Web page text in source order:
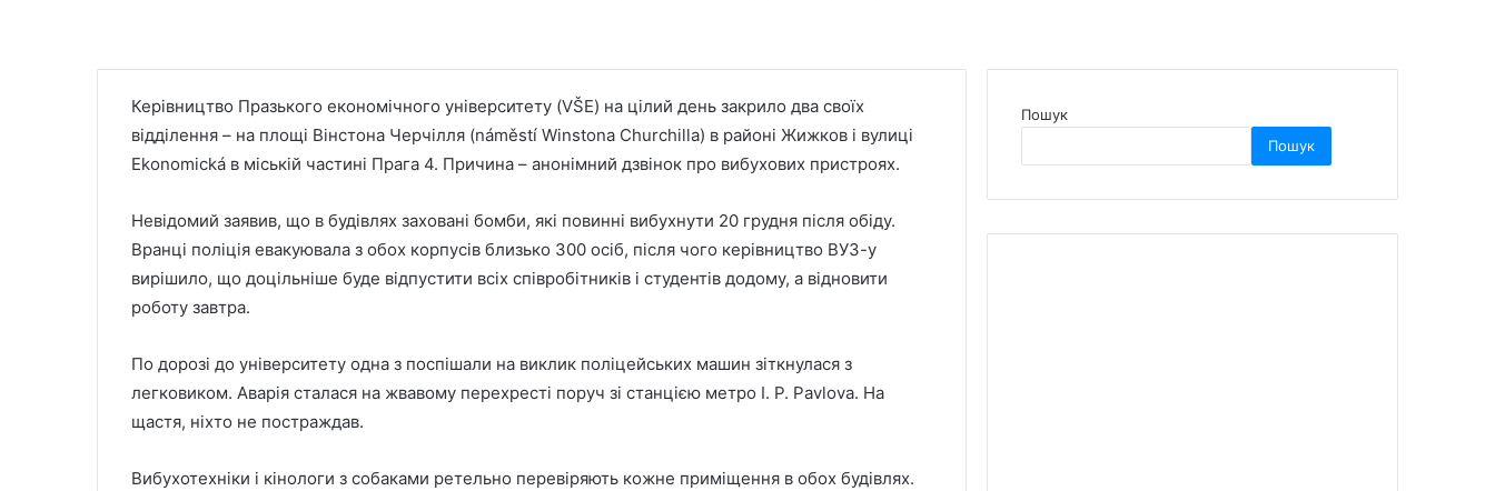
Керівництво Празького економічного університету (VŠE) на цілий день закрило два своїх
відділення – на площі Вінстона Черчілля (náměstí Winstona Churchilla) в районі Жижков і вулиці
Ekonomická в міській частині Прага 4. Причина – анонімний дзвінок про вибухових пристроях.
Невідомий заявив, що в будівлях заховані бомби, які повинні вибухнути 20 грудня після обіду.
Вранці поліція евакуювала з обох корпусів близько 300 осіб, після чого керівництво ВУЗ-у
вирішило, що доцільніше буде відпустити всіх співробітників і студентів додому, а відновити
роботу завтра.
По дорозі до університету одна з поспішали на виклик поліцейських машин зіткнулася з
легковиком. Аварія сталася на жвавому перехресті поруч зі станцією метро I. P. Pavlova. На
щастя, ніхто не постраждав.
Вибухотехніки і кінологи з собаками ретельно перевіряють кожне приміщення в обох будівлях.
Пошук
Пошук